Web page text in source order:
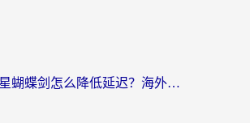
国外玩流星蝴蝶剑怎么降低延迟？海外党必看的加速秘籍（含欧洲鸣潮&彩虹岛优化攻略）